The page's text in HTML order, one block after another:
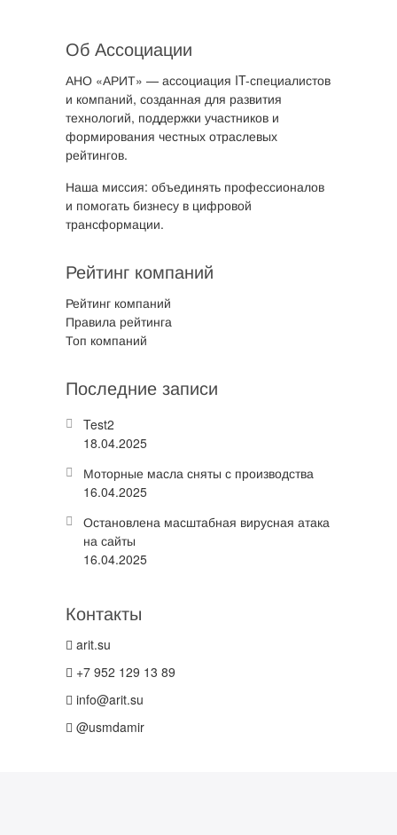
Об Ассоциации
АНО «АРИТ» — ассоциация IT-специалистов
и компаний, созданная для развития
технологий, поддержки участников и
формирования честных отраслевых
рейтингов.
Наша миссия: объединять профессионалов
и помогать бизнесу в цифровой
трансформации.
Рейтинг компаний
Рейтинг компаний
Правила рейтинга
Топ компаний
Последние записи
Test2
18.04.2025
Моторные масла сняты с производства
16.04.2025
Остановлена масштабная вирусная атака
на сайты
16.04.2025
Контакты
arit.su
+7 952 129 13 89
info@arit.su
@usmdamir